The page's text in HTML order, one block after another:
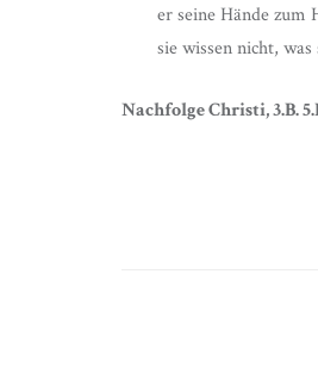
er seine Hände
sie wissen nicht,
NachfolgeChristi, 3.B.